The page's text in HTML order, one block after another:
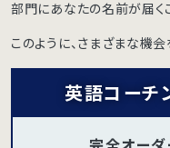
部門にあなたの名前が届く
このように、さまざまな機会
英語コーチ